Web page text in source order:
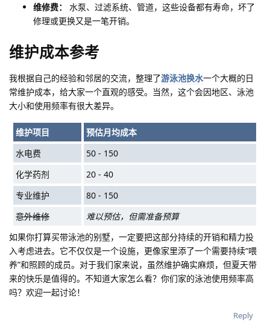
维修费：
水泵、过滤系统、管道，这些设备都有寿命，坏了
修理或更换又是一笔开销。
维护成本参考
我根据自己的经验和邻居的交流，整理了游泳池换水一个大概的日
常维护成本，给大家一个直观的感受。当然，这个会因地区、泳池
大小和使用频率有很大差异。
维护项目
预估月均成本
水电费
50 - 150
化学药剂
20 - 40
专业维护
80 - 150
意外维修
难以预估，但需准备预算
如果你打算买带泳池的别墅，一定要把这部分持续的开销和精力投
入考虑进去。它不仅仅是一个设施，更像家里添了一个需要持续“喂
养”和照顾的成员。对于我们家来说，虽然维护确实麻烦，但夏天带
来的快乐是值得的。不知道大家怎么看？你们家的泳池使用频率高
吗？欢迎一起讨论！
Reply